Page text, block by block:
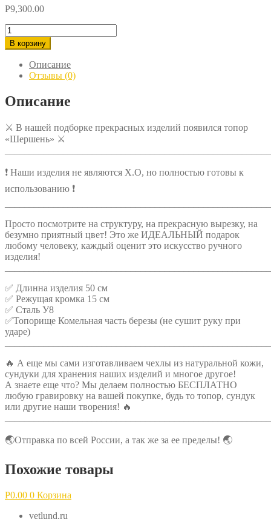
Р9,300.00
Количество
товара
Топор
"Шершень"
В корзину
Описание
Отзывы (0)
Описание
⚔ В нашей подборке прекрасных изделий появился топор
«Шершень» ⚔
❗ Наши изделия не являются Х.О, но полностью готовы к
использованию ❗
Просто посмотрите на структуру, на прекрасную вырезку, на
безумно приятный цвет! Это же ИДЕАЛЬНЫЙ подарок
любому человеку, каждый оценит это искусство ручного
изделия!
✅ Длинна изделия 50 см
✅ Режущая кромка 15 см
✅ Сталь У8
✅Топорище Комельная часть березы (не сушит руку при
ударе)
🔥 А еще мы сами изготавливаем чехлы из натуральной кожи,
сундуки для хранения наших изделий и многое другое!
А знаете еще что? Мы делаем полностью БЕСПЛАТНО
любую гравировку на вашей покупке, будь то топор, сундук
или другие наши творения! 🔥
🌏Отправка по всей России, а так же за ее пределы! 🌏
Похожие товары
Р0.00 0 Корзина
vetlund.ru